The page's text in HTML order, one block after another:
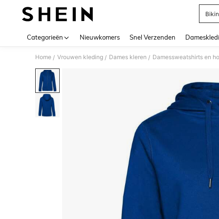
Categorieën Nieuwkomers Snel Verzenden
Home / Vrouwen kleding / Dames kleren / Damessweatshirts en